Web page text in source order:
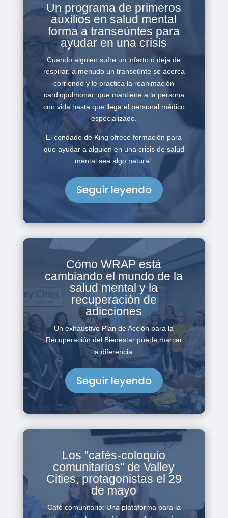
Un programa de primeros
auxilios en salud mental
forma a transeúntes para
ayudar en una crisis
Cuando alguien sufre un infarto o deja de
respirar, a menudo un transeúnte se acerca
corriendo y le practica la reanimación
cardiopulmonar, que mantiene a la persona
con vida hasta que llega el personal médico
especializado.
El condado de King ofrece formación para
que ayudar a alguien en una crisis de salud
mental sea algo natural.
Seguir leyendo
Cómo WRAP está
cambiando el mundo de la
salud mental y la
recuperación de
adicciones
Un exhaustivo Plan de Acción para la
Recuperación del Bienestar puede marcar
la diferencia.
Seguir leyendo
Los "cafés-coloquio
comunitarios" de Valley
Cities, protagonistas el 29
de mayo
Café comunitario: Una plataforma para la